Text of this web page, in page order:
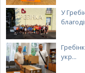
У
укр...